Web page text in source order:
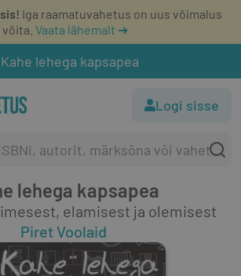
Iga raamatuvahetus on uus võimalus
võita. Vaata lähemalt ➔
Kahe lehega kapsapea
Logi sisse
lehega kapsapea
elamisest ja olemisest
Piret Voolaid